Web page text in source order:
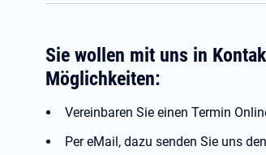
Sie wollen mit uns in
Möglichkeiten:
Vereinbaren Sie einen Termin
Per eMail, dazu senden Sie uns